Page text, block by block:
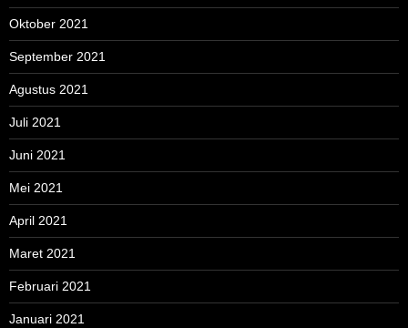
Oktober 2021
September 2021
Agustus 2021
Juli 2021
Juni 2021
Mei 2021
April 2021
Maret 2021
Februari 2021
Januari 2021